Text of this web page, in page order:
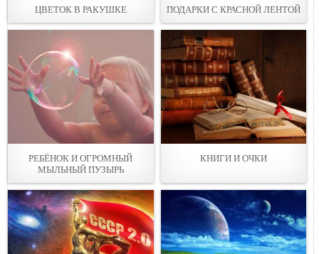
ЦВЕТОК В РАКУШКЕ ПОДАРКИ С КРАСНОЙ ЛЕНТОЙ
РЕБЁНОК И ОГРОМНЫЙ
МЫЛЬНЫЙ ПУЗЫРЬ
КНИГИ И ОЧКИ